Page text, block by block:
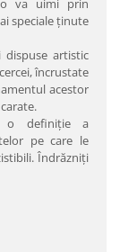
o va uimi prin
speciale ţinute
dispuse artistic
încrustate
acestor
o definiţie a
pe care le
Îndrăzniţi